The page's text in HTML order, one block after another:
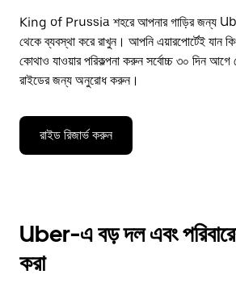
King of Prussia শহরে আপনার গাড়ির জন্য
থেকে ব্যবস্থা করে রাখুন। আপনি এয়ারপোর্টেই যান
কোথাও যাওয়ার পরিকল্পনা করুন সর্বোচ্চ ৩০ দিন
রাইডের জন্য অনুরোধ করুন।
রাইড রিজার্ভ করুন
Uber-এ বড় দল এবং
করা